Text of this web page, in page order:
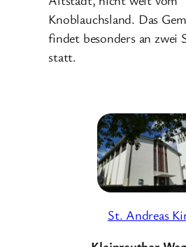
Knoblauchsland. Das
findet besonders an zwei
statt.
St. Andreas